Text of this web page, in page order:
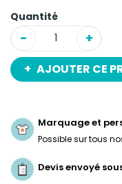
Tailles : S ,3XL
Quantité
- +
AJOUTER CE
Marquage et
Possible sur tous
Devis envoyé